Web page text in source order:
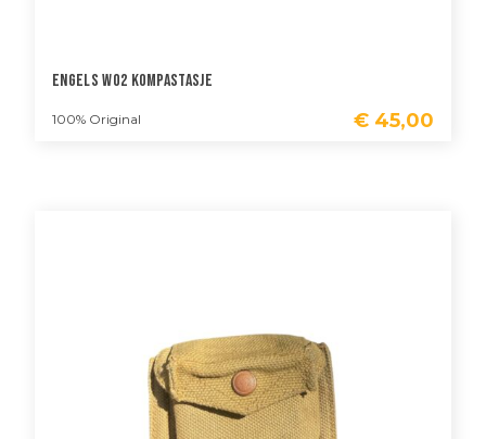
Engels WO2 Kompastasje
100% Original € 45,00